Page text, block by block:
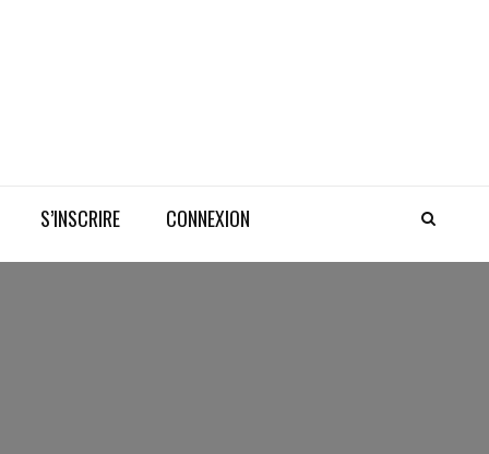
S’INSCRIRE CONNEXION